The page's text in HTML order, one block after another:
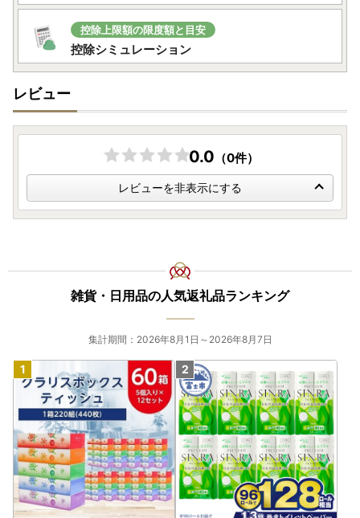
控除上限額の限度額と目安
控除シミュレーション
レビュー
0.0 （0件）
レビューを非表示にする
雑貨・日用品の人気返礼品ランキング
集計期間：2026年8月1日～2026年8月7日